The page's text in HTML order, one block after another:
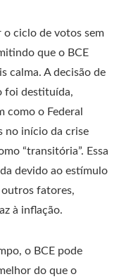
o ciclo de votos sem
que o BCE
calma. A decisão de
foi destituída,
como o Federal
no início da crise
“transitória”. Essa
devido ao estímulo
fatores,
à inflação.
o BCE pode
do que o